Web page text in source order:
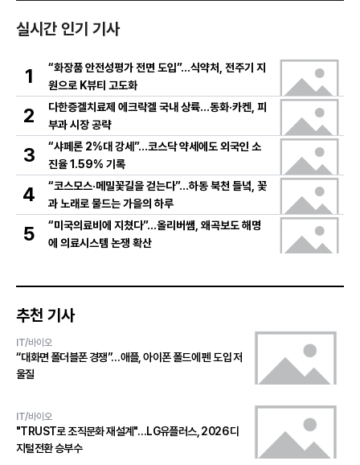
실시간 인기 기사
1
“화장품 안전성평가 전면 도입”…식약처, 전주기 지
원으로 K뷰티 고도화
2
다한증겔치료제 에크락겔 국내 상륙…동화·카켄, 피
부과 시장 공략
3
“샤페론 2%대 강세”…코스닥 약세에도 외국인 소
진율 1.59% 기록
4
“코스모스·메밀꽃길을 걷는다”…하동 북천 들녘, 꽃
과 노래로 물드는 가을의 하루
5
“미국의료비에 지쳤다”…올리버쌤, 왜곡보도 해명
에 의료시스템 논쟁 확산
추천 기사
IT/바이오
“대화면 폴더블폰 경쟁”…애플, 아이폰 폴드에 펜 도입 저
울질
IT/바이오
"TRUST로 조직문화 재설계"…LG유플러스, 2026 디
지털전환 승부수